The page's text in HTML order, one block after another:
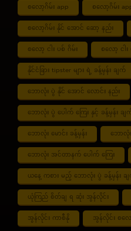
စလော့ဂိမ်း app စလော့ဂိမ်း
စလော့ဂိမ်း နိုင် အောင် ဆော့ နည်း
စလော့ ငါး ပစ် ဂိမ်း စလော့ ငါး
နိုင်ငံခြား tipster များ ရဲ့ ခန့်မှန်း ချက်
ဘောလုံး ပွဲ နိုင် အောင် လောင်း နည်း
ဘောလုံး ပွဲ ပေါက် ကြေး နှင့် ခန့်မှန်း ချ
ဘောလုံး မောင်း ခန့်မှန်း ဘောလုံ
ဘောလုံး အင်တာနက် ပေါက် ကြေး
ယနေ့ ကစား မည့် ဘောလုံး ပွဲ ခန့်မှန်း ခ
ယုံကြည် စိတ်ချ ရ ဆုံး အွန်လိုင်း
အွန်လိုင်း ကာစီနို အွန်လိုင်း စလေ